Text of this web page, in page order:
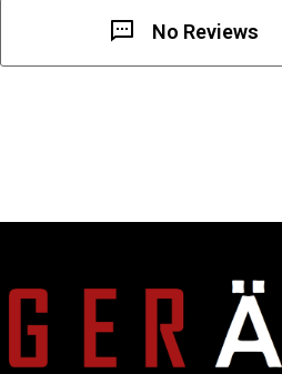
No Reviews